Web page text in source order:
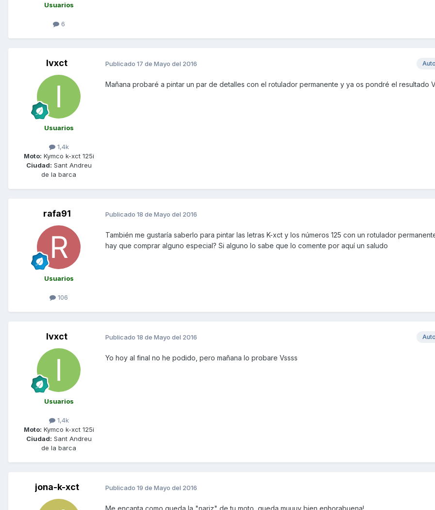
Usuarios
6
Ivxct
Usuarios
1,4k
Moto: Kymco k-xct 125i
Ciudad: Sant Andreu
de la barca
Publicado 17 de Mayo del 2016
Mañana probaré a pintar un par de detalles con el rotulador permanente y ya os pondré el resultado
rafa91
Usuarios
106
Publicado 18 de Mayo del 2016
También me gustaría saberlo para pintar las letras K-xct y los números 125 con un rotulador
hay que comprar alguno especial? Si alguno lo sabe que lo comente por aquí un saludo
Ivxct
Usuarios
1,4k
Moto: Kymco k-xct 125i
Ciudad: Sant Andreu
de la barca
Publicado 18 de Mayo del 2016
Yo hoy al final no he podido, pero mañana lo probare Vssss
jona-k-xct Publicado 19 de Mayo del 2016